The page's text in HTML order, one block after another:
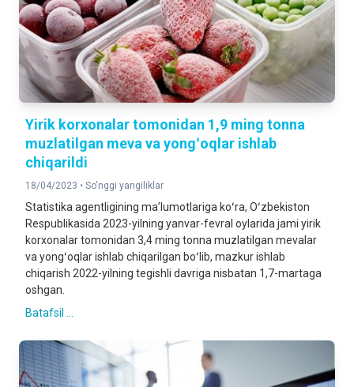
Yirik korxonalar tomonidan 1,9 ming tonna
muzlatilgan meva va yongʻoqlar ishlab
chiqarildi
18/04/2023 • So'nggi yangiliklar
Statistika agentligining maʼlumotlariga koʻra, Oʻzbekiston
Respublikasida 2023-yilning yanvar-fevral oylarida jami yirik
korxonalar tomonidan 3,4 ming tonna muzlatilgan mevalar
va yongʻoqlar ishlab chiqarilgan boʻlib, mazkur ishlab
chiqarish 2022-yilning tegishli davriga nisbatan 1,7-martaga
oshgan.
Batafsil ...